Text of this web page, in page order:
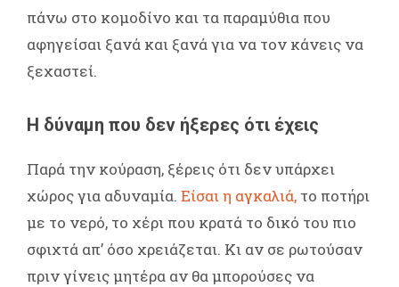
πάνω στο κομοδίνο και τα παραμύθια που
αφηγείσαι ξανά και ξανά για να τον κάνεις να
ξεχαστεί.
Η δύναμη που δεν ήξερες ότι έχεις
Παρά την κούραση, ξέρεις ότι δεν υπάρχει
χώρος για αδυναμία. Είσαι η αγκαλιά, το ποτήρι
με το νερό, το χέρι που κρατά το δικό του πιο
σφιχτά απ’ όσο χρειάζεται. Κι αν σε ρωτούσαν
πριν γίνεις μητέρα αν θα μπορούσες να